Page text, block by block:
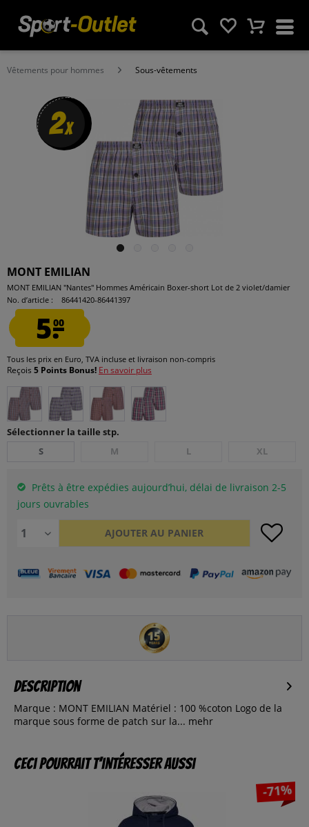
Vêtements pour hommes Sous-vêtements
2x
MONT EMILIAN
MONT EMILIAN "Nantes" Hommes Américain Boxer-short Lot de 2 violet/damier
No. d’article :
86441420-86441397
5.00
Tous les prix en Euro, TVA incluse et livraison non-compris
Reçois 5 Points Bonus! En savoir plus
Sélectionner la taille stp.
S
M L XL
Prêts à être expédies aujourd’hui, délai de livraison 2-5
jours ouvrables
AJOUTER AU PANIER
Description
Marque : MONT EMILIAN Matériel : 100 %coton Logo de la
marque sous forme de patch sur la... mehr
Ceci pourrait t’intéresser aussi
-71%